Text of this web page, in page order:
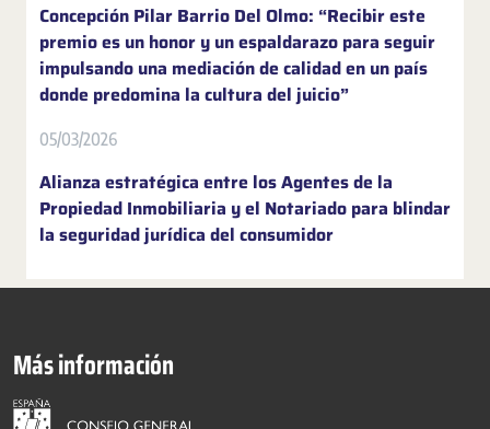
Concepción Pilar Barrio Del Olmo: “Recibir este
premio es un honor y un espaldarazo para seguir
impulsando una mediación de calidad en un país
donde predomina la cultura del juicio”
05/03/2026
Alianza estratégica entre los Agentes de la
Propiedad Inmobiliaria y el Notariado para blindar
la seguridad jurídica del consumidor
Más información